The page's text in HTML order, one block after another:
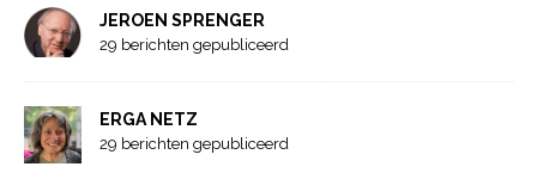
JEROEN SPRENGER
29 berichten gepubliceerd
ERGA NETZ
29 berichten gepubliceerd